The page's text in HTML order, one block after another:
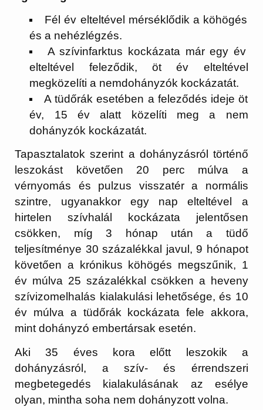
Fél év elteltével mérséklődik a köhögés
és a nehézlégzés.
A szívinfarktus kockázata már egy év
elteltével feleződik, öt év elteltével
megközelíti a nemdohányzók kockázatát.
A tüdőrák esetében a feleződés ideje öt
év, 15 év alatt közelíti meg a nem
dohányzók kockázatát.
Tapasztalatok szerint a dohányzásról történő
leszokást követően 20 perc múlva a
vérnyomás és pulzus visszatér a normális
szintre, ugyanakkor egy nap elteltével a
hirtelen szívhalál kockázata jelentősen
csökken, míg 3 hónap után a tüdő
teljesítménye 30 százalékkal javul, 9 hónapot
követően a krónikus köhögés megszűnik, 1
év múlva 25 százalékkal csökken a heveny
szívizomelhalás kialakulási lehetősége, és 10
év múlva a tüdőrák kockázata fele akkora,
mint dohányzó embertársak esetén.
Aki 35 éves kora előtt leszokik a
dohányzásról, a szív- és érrendszeri
megbetegedés kialakulásának az esélye
olyan, mintha soha nem dohányzott volna.